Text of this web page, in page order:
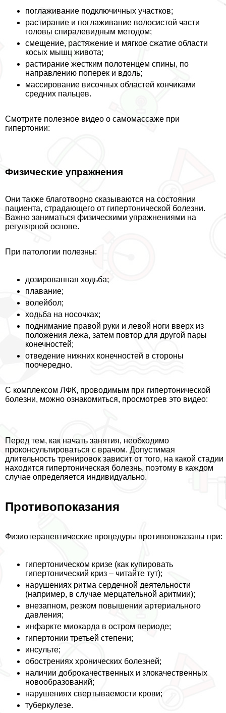
поглаживание подключичных участков;
растирание и поглаживание волосистой части
головы спиралевидным методом;
смещение, растяжение и мягкое сжатие области
косых мышц живота;
растирание жестким полотенцем спины, по
направлению поперек и вдоль;
массирование височных областей кончиками
средних пальцев.
Смотрите полезное видео о самомассаже при
гипертонии:
Физические упражнения
Они также благотворно сказываются на состоянии
пациента, страдающего от гипертонической болезни.
Важно заниматься физическими упражнениями на
регулярной основе.
При патологии полезны:
дозированная ходьба;
плавание;
волейбол;
ходьба на носочках;
поднимание правой руки и левой ноги вверх из
положения лежа, затем повтор для другой пары
конечностей;
отведение нижних конечностей в стороны
поочередно.
С комплексом ЛФК, проводимым при гипертонической
болезни, можно ознакомиться, просмотрев это видео:
Перед тем, как начать занятия, необходимо
проконсультироваться с врачом. Допустимая
длительность тренировок зависит от того, на какой стадии
находится гипертоническая болезнь, поэтому в каждом
случае определяется индивидуально.
Противопоказания
Физиотерапевтические процедуры противопоказаны при:
гипертоническом кризе (как купировать
гипертонический криз – читайте тут);
нарушениях ритма сердечной деятельности
(например, в случае мерцательной аритмии);
внезапном, резком повышении артериального
давления;
инфаркте миокарда в остром периоде;
гипертонии третьей степени;
инсульте;
обострениях хронических болезней;
наличии доброкачественных и злокачественных
новообразований;
нарушениях свертываемости крови;
туберкулезе.